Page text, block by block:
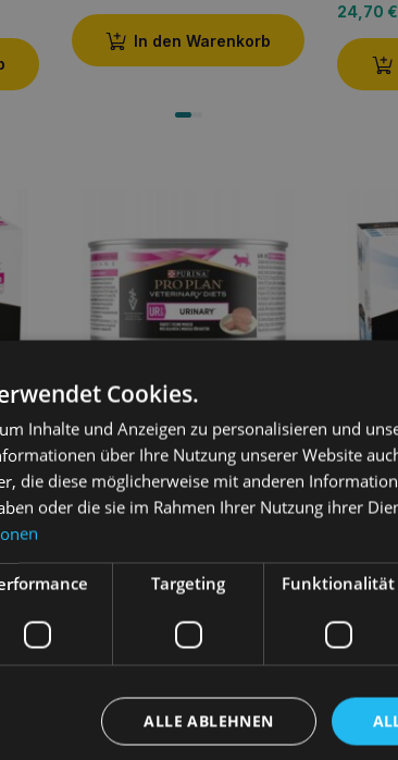
In den Warenkorb
24,70 €
Ox
PURINA PRO PLAN VD UR St/Ox
Urinary Turkey 195g
Katzenmousse
2,60€
PURINA
Care
10,20€
Ox Gastrointestinal 10x85gist ein spezielles
wurde. Mit Lachs als Hauptproteinquelle liefert das
Cookies.
Inhalte und Anzeigen zu personalisieren und
über Ihre Nutzung unserer Website
die diese möglicherweise mit anderen
oder die sie im Rahmen Ihrer Nutzung ihrer
Targeting Funktionalität
ALLE ABLEHNEN